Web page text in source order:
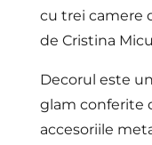
cu trei camere
de Cristina
Decorul este
glam conferite
accesoriile